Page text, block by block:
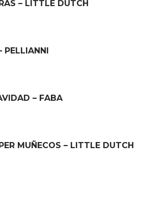
– LITTLE DUTCH
PELLIANNI
– FABA
MUÑECOS – LITTLE DUTCH